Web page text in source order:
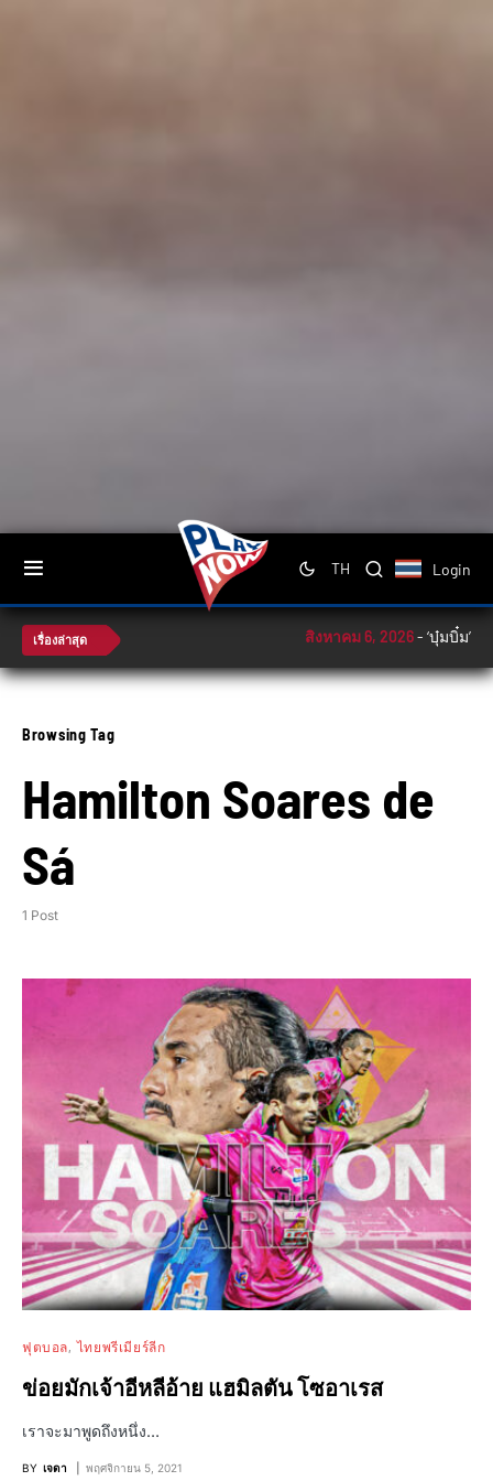
TH Login
เรื่องล่าสุด สิงหาคม 6, 2026-‘บุ๋มบิ๋ม’ คั
Browsing Tag
Hamilton Soares de
Sá
1 Post
ฟุตบอล ไทยพรีเมียร์ลีก
ข่อยมักเจ้าอีหลีอ้าย แฮมิลตัน โซอาเรส
เราจะมาพูดถึงหนึ่ง…
BY เจดา พฤศจิกายน 5, 2021